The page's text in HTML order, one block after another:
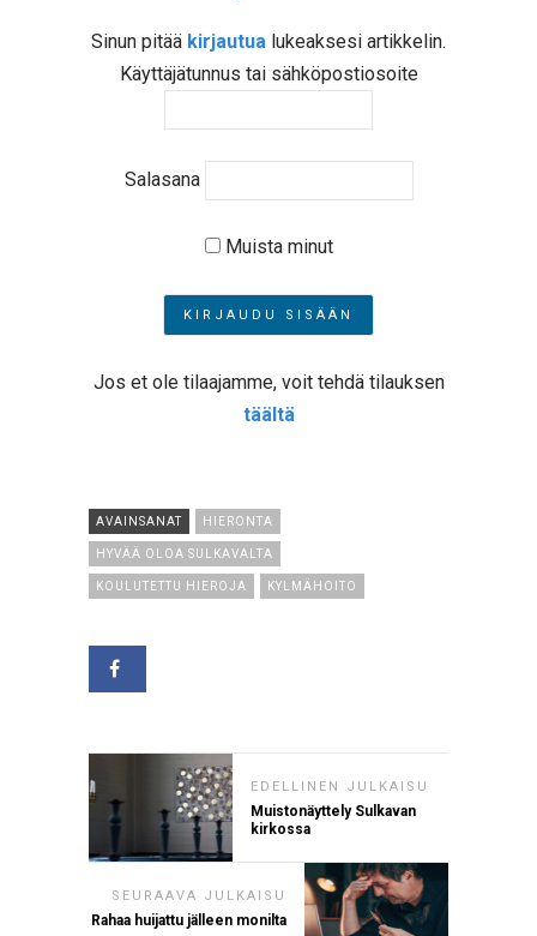
Sinun pitää kirjautua lukeaksesi artikkelin.
Käyttäjätunnus tai sähköpostiosoite
Salasana
Muista minut
Jos et ole tilaajamme, voit tehdä tilauksen
täältä
AVAINSANAT HIERONTA
HYVÄÄ OLOA SULKAVALTA
KOULUTETTU HIEROJA KYLMÄHOITO
EDELLINEN JULKAISU
Muistonäyttely Sulkavan
kirkossa
SEURAAVA JULKAISU
Rahaa huijattu jälleen monilta